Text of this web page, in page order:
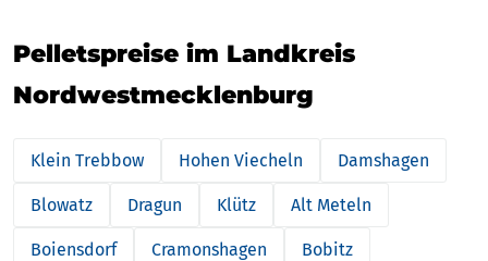
Pelletspreise im Landkreis
Nordwestmecklenburg
Klein Trebbow Hohen Viecheln Damshagen
Blowatz Dragun Klütz Alt Meteln
Boiensdorf Cramonshagen Bobitz